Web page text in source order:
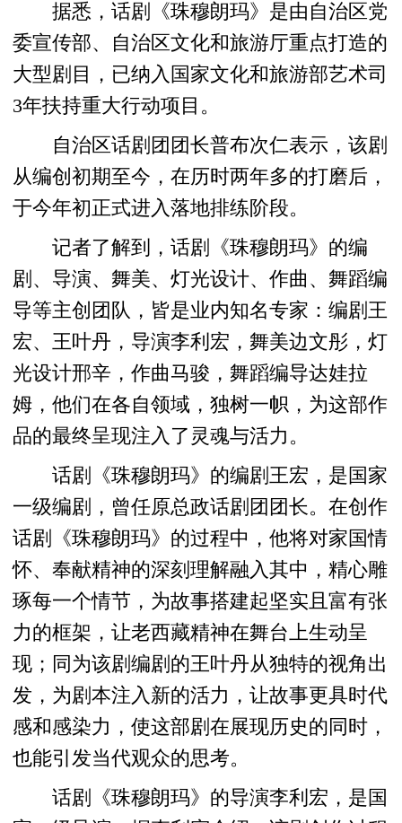
据悉，话剧《珠穆朗玛》是由自治区党
委宣传部、自治区文化和旅游厅重点打造的
大型剧目，已纳入国家文化和旅游部艺术司
3年扶持重大行动项目。
自治区话剧团团长普布次仁表示，该剧
从编创初期至今，在历时两年多的打磨后，
于今年初正式进入落地排练阶段。
记者了解到，话剧《珠穆朗玛》的编
剧、导演、舞美、灯光设计、作曲、舞蹈编
导等主创团队，皆是业内知名专家：编剧王
宏、王叶丹，导演李利宏，舞美边文彤，灯
光设计邢辛，作曲马骏，舞蹈编导达娃拉
姆，他们在各自领域，独树一帜，为这部作
品的最终呈现注入了灵魂与活力。
话剧《珠穆朗玛》的编剧王宏，是国家
一级编剧，曾任原总政话剧团团长。在创作
话剧《珠穆朗玛》的过程中，他将对家国情
怀、奉献精神的深刻理解融入其中，精心雕
琢每一个情节，为故事搭建起坚实且富有张
力的框架，让老西藏精神在舞台上生动呈
现；同为该剧编剧的王叶丹从独特的视角出
发，为剧本注入新的活力，让故事更具时代
感和感染力，使这部剧在展现历史的同时，
也能引发当代观众的思考。
话剧《珠穆朗玛》的导演李利宏，是国